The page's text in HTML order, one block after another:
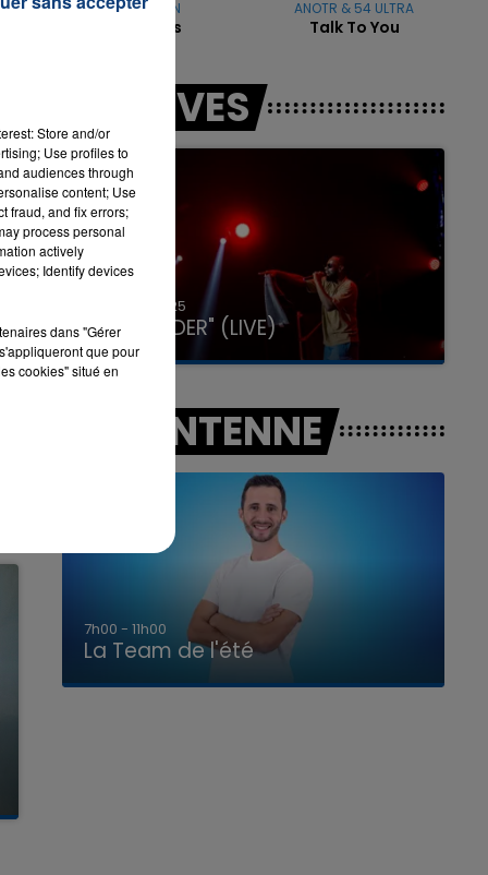
LA TEAM DE L'ÉTÉ
ORELSAN
Ailleurs
ANOTR & 54 ULTRA
Talk To You
LES LIVES
31 janvier 2025
GIMS "SPIDER" (LIVE)
A L'ANTENNE
7h00 - 11h00
La Team de l'été
Store and/or
Use profiles to
audiences through
content; Use
fraud, and fix errors;
process personal
actively
Identify devices
dans "Gérer
que pour
cookies" situé en